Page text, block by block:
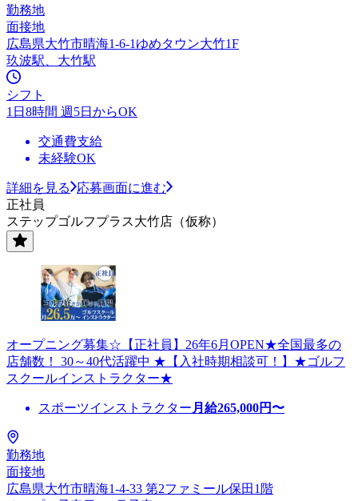
勤務地
面接地
広島県大竹市晴海1-6-1ゆめタウン大竹1F
玖波駅、大竹駅
シフト
1日8時間 週5日からOK
交通費支給
未経験OK
詳細を見る
応募画面に進む
正社員
ステップゴルフプラス大竹店（仮称）
オープニング募集☆【正社員】26年6月OPEN★全国最多の
店舗数！ 30～40代活躍中 ★【入社時期相談可！】★ゴルフ
スクールインストラクター★
スポーツインストラクター 月給265,000円〜
勤務地
面接地
広島県大竹市晴海1-4-33 第2ファミール保田1階